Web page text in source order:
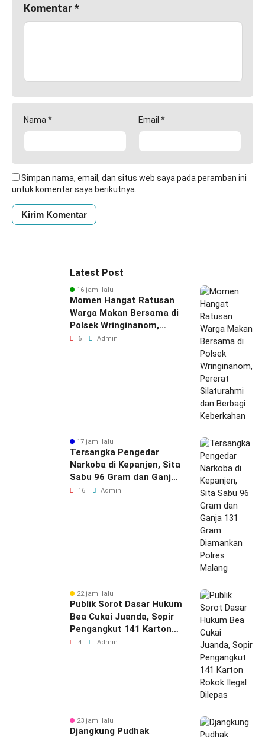
Komentar*
Nama * Email *
Simpan nama, email, dan situs web saya pada peramban ini
untuk komentar saya berikutnya.
Latest Post
16 jam lalu
Momen Hangat Ratusan
Warga Makan Bersama di
Polsek Wringinanom,
Pererat Silaturahmi dan
6 Admin
17 jam lalu
Tersangka Pengedar
Narkoba di Kepanjen, Sita
Sabu 96 Gram dan Ganja
131 Gram Diamankan
16 Admin
22 jam lalu
Publik Sorot Dasar Hukum
Bea Cukai Juanda, Sopir
Pengangkut 141 Karton
Rokok Ilegal Dilepas
4 Admin
23 jam lalu
Djangkung Pudhak